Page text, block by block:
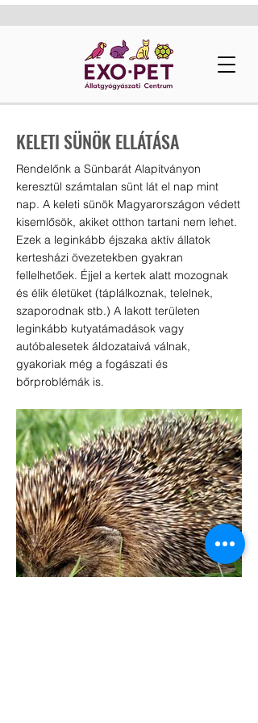
KELETI SÜNÖK ELLÁTÁSA
Rendelőnk a Sünbarát Alapítványon
keresztül számtalan sünt lát el nap mint
nap. A keleti sünök Magyarországon védett
kisemlősök, akiket otthon tartani nem lehet.
Ezek a leginkább éjszaka aktív állatok
kertesházi övezetekben gyakran
fellelhetőek. Éjjel a kertek alatt mozognak
és élik életüket (táplálkoznak, telelnek,
szaporodnak stb.) A lakott területen
leginkább kutyatámadások vagy
autóbalesetek áldozataivá válnak,
gyakoriak még a fogászati és
bőrproblémák is.